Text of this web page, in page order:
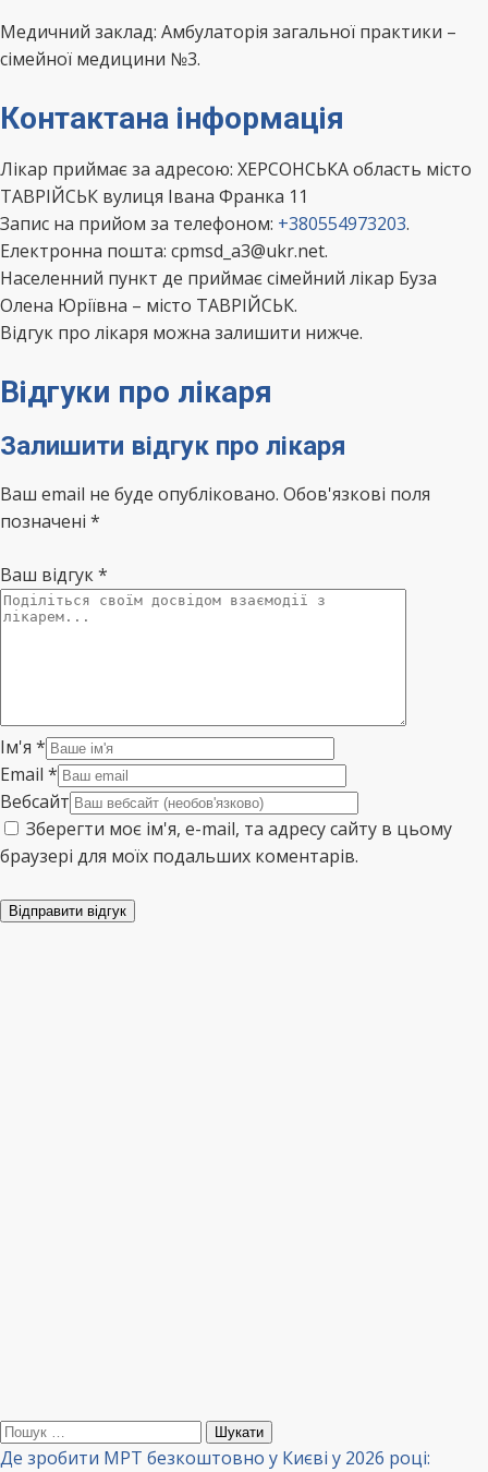
Медичний заклад: Амбулаторія загальної практики –
сімейної медицини №3.
Контактана інформація
Лікар приймає за адресою: ХЕРСОНСЬКА область місто
ТАВРІЙСЬК вулиця Івана Франка 11
Запис на прийом за телефоном: +380554973203.
Електронна пошта: cpmsd_a3@ukr.net.
Населенний пункт де приймає сімейний лікар Буза
Олена Юріївна – місто ТАВРІЙСЬК.
Відгук про лікаря можна залишити нижче.
Відгуки про лікаря
Залишити відгук про лікаря
Ваш email не буде опубліковано. Обов'язкові поля
позначені *
Ваш відгук*
Ім'я *
Email *
Вебсайт
Зберегти моє ім'я, e-mail, та адресу сайту в цьому
браузері для моїх подальших коментарів.
Відправити відгук
Пошук:
Де зробити МРТ безкоштовно у Києві у 2026 році: